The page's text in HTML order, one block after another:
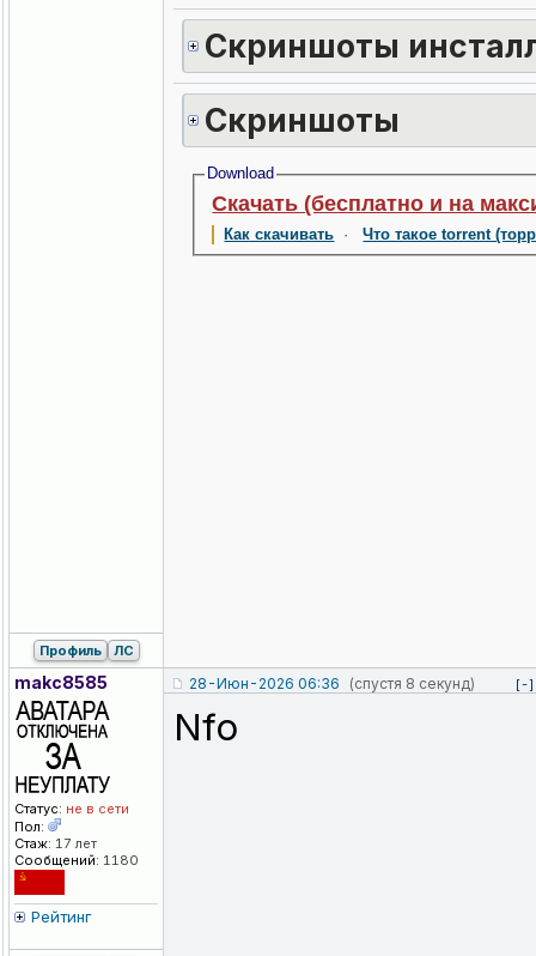
Скриншоты
Скриншоты
Download
Скачать (бесплатно и на
Как скачивать ·Что такое torrent
Профиль ЛС
makc8585
Статус: не в сети
Пол:
Стаж: 17 лет
Сообщений: 1180
Рейтинг
28-Июн-2026 06:36 (спустя 8 секунд) [-]
Nfo